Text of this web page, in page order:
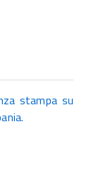
stampa su